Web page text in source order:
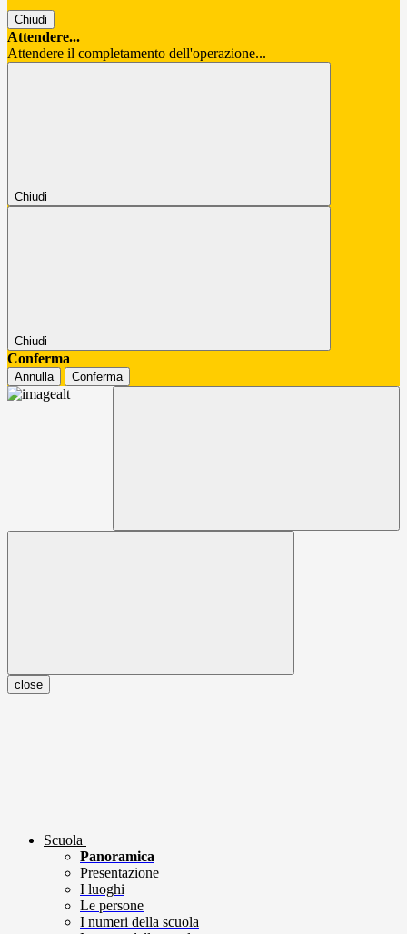
Chiudi
Attendere...
Attendere il completamento dell'operazione...
Chiudi
Chiudi
Conferma
Annulla Conferma
close
Scuola
Panoramica
Presentazione
I luoghi
Le persone
I numeri della scuola